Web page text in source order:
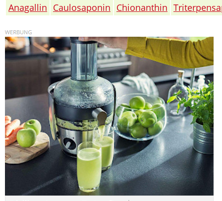
Anagallin Caulosaponin Chionanthin